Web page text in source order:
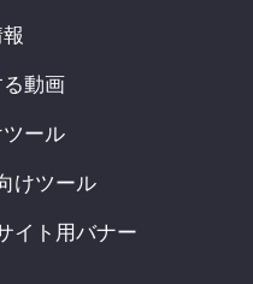
動画
ール
けツール
イト用バナー